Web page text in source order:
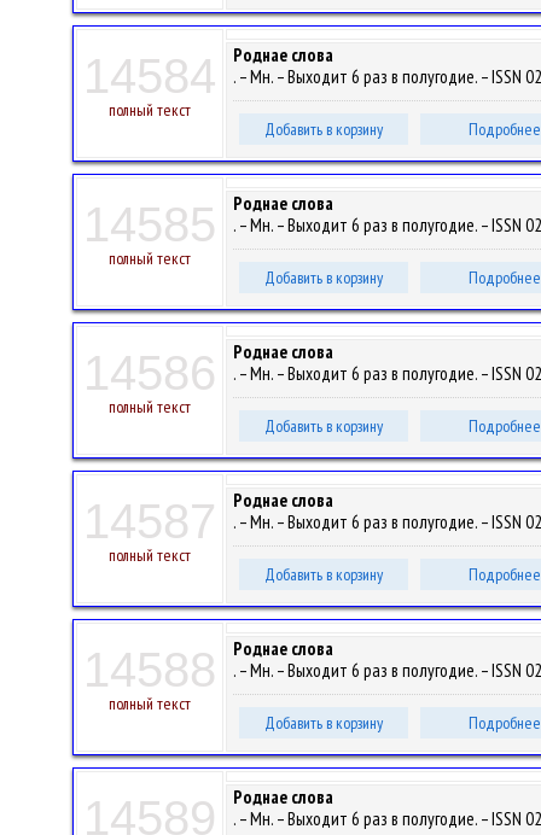
14584
полный текст
Роднае слова
. – Мн. – Выходит 6 раз в полугодие. – ISSN
Добавить в корзину Подробнее
14585
полный текст
Роднае слова
. – Мн. – Выходит 6 раз в полугодие. – ISSN
Добавить в корзину Подробнее
14586
полный текст
Роднае слова
. – Мн. – Выходит 6 раз в полугодие. – ISSN
Добавить в корзину Подробнее
14587
полный текст
Роднае слова
. – Мн. – Выходит 6 раз в полугодие. – ISSN
Добавить в корзину Подробнее
14588
полный текст
Роднае слова
. – Мн. – Выходит 6 раз в полугодие. – ISSN
Добавить в корзину Подробнее
14589
Роднае слова
. – Мн. – Выходит 6 раз в полугодие. – ISSN